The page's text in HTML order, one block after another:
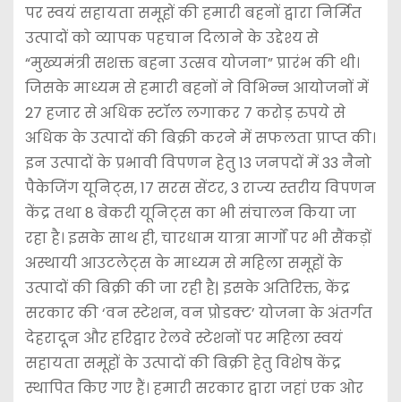
पर स्वयं सहायता समूहों की हमारी बहनों द्वारा निर्मित
उत्पादों को व्यापक पहचान दिलाने के उद्देश्य से
“मुख्यमंत्री सशक्त बहना उत्सव योजना” प्रारंभ की थी।
जिसके माध्यम से हमारी बहनों ने विभिन्न आयोजनों में
27 हजार से अधिक स्टॉल लगाकर 7 करोड़ रुपये से
अधिक के उत्पादों की बिक्री करने में सफलता प्राप्त की।
इन उत्पादों के प्रभावी विपणन हेतु 13 जनपदों में 33 नैनो
पैकेजिंग यूनिट्स, 17 सरस सेंटर, 3 राज्य स्तरीय विपणन
केंद्र तथा 8 बेकरी यूनिट्स का भी संचालन किया जा
रहा है। इसके साथ ही, चारधाम यात्रा मार्गों पर भी सैंकड़ों
अस्थायी आउटलेट्स के माध्यम से महिला समूहों के
उत्पादों की बिक्री की जा रही है| इसके अतिरिक्त, केंद्र
सरकार की ‘वन स्टेशन, वन प्रोडक्ट’ योजना के अंतर्गत
देहरादून और हरिद्वार रेलवे स्टेशनों पर महिला स्वयं
सहायता समूहों के उत्पादों की बिक्री हेतु विशेष केंद्र
स्थापित किए गए हैं। हमारी सरकार द्वारा जहां एक ओर